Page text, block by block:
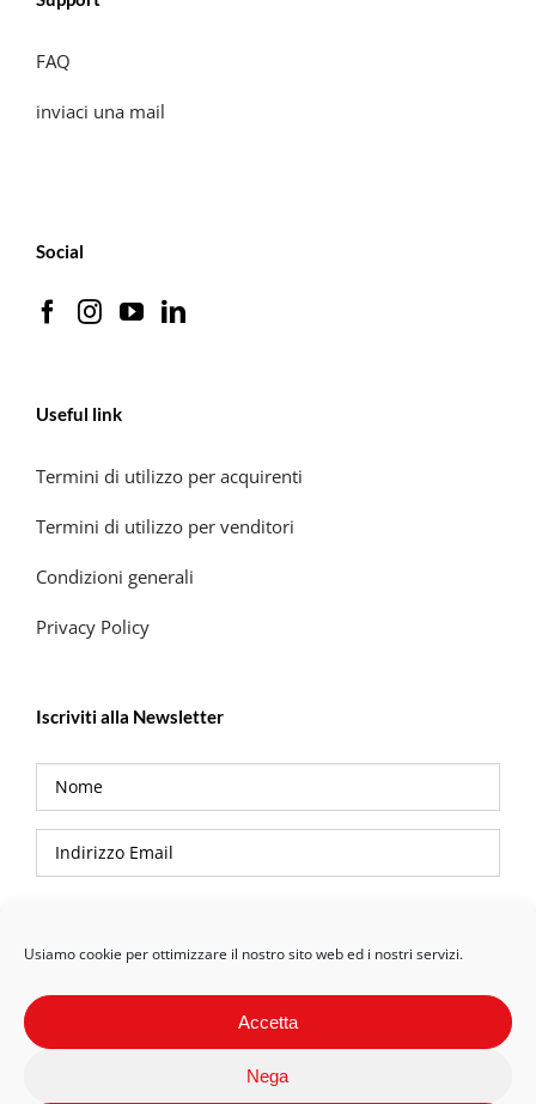
Usiamo cookie per ottimizzare il nostro sito web ed i nostri servizi.
Accetta
Nega
FAQ
inviaci una mail
Social
Useful link
Termini di utilizzo per acquirenti
Termini di utilizzo per venditori
Condizioni generali
Privacy Policy
Iscriviti alla Newsletter